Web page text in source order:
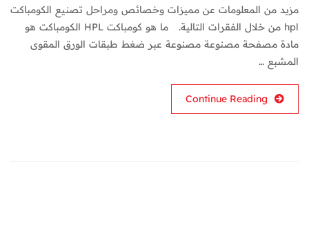
مزيد من المعلومات عن مميزات وخصائص ومراحل تصنيع الكومباكت
hpl من خلال الفقرات التالية. ما هو كومباكت HPL الكومباكت هو
مادة مصفحة مصنوعة مصنوعة عبر ضغط طبقات الورق المقوى
المشبع …
Continue Reading